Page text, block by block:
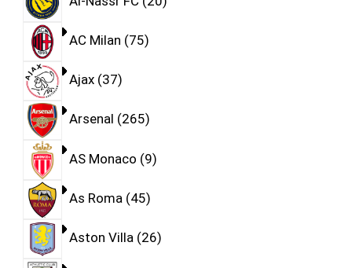
AC Milan 75
Ajax 37
Arsenal 265
AS Monaco 9
As Roma 45
Aston Villa 26